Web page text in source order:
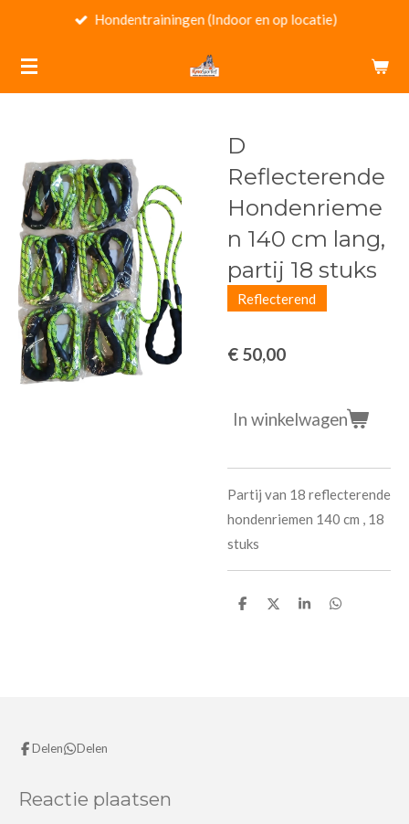
naar
de
Hondentrainingen (Indoor en op locatie)
D
Reflecterende
Hondenrieme
n 140 cm lang,
partij 18 stuks
Reflecterend
€ 50,00
In winkelwagen
Partij van 18 reflecterende
hondenriemen 140 cm , 18
stuks
D
D
S
D
Delen Delen
Reactie plaatsen